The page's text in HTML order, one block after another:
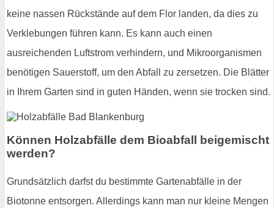
keine nassen Rückstände auf dem Flor landen, da dies zu
Verklebungen führen kann. Es kann auch einen
ausreichenden Luftstrom verhindern, und Mikroorganismen
benötigen Sauerstoff, um den Abfall zu zersetzen. Die Blätter
in Ihrem Garten sind in guten Händen, wenn sie trocken sind.
Können Holzabfälle dem Bioabfall beigemischt
werden?
Grundsätzlich darfst du bestimmte Gartenabfälle in der
Biotonne entsorgen. Allerdings kann man nur kleine Mengen